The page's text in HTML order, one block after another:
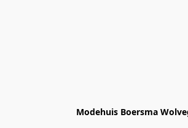
Modehuis Boersma